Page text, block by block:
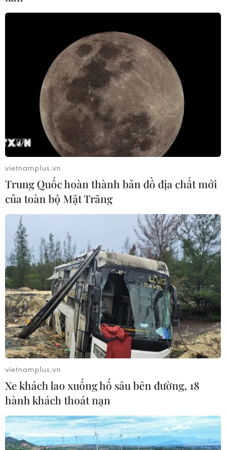
vietnamplus.vn
Trung Quốc hoàn thành bản đồ địa chất mới
của toàn bộ Mặt Trăng
vietnamplus.vn
Xe khách lao xuống hố sâu bên đường, 18
hành khách thoát nạn